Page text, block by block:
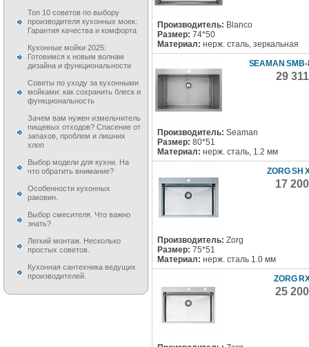
Производитель: Blanco
Размер: 74*50
Материал: нерж. сталь, зеркальная
SEAMAN
29
Производитель: Seaman
Размер: 80*51
Материал: нерж. сталь, 1.2 мм
ZORG SH
17
Производитель: Zorg
Размер: 75*51
Материал: нерж. сталь 1.0 мм
ZORG
25
Топ 10 советов по выбору
производителя кухонных моек:
Гарантия качества и комфорта
Кухонные мойки 2025:
Готовимся к новым волнам
дизайна и функциональности
Советы по уходу за кухонными
мойками: как сохранить блеск и
функциональность
Зачем вам нужен измельчитель
пищевых отходов? Спасение от
запахов, проблем и лишних
хлоп
Выбор модели для кухни. На
что обратить внимание?
Особенности кухонных
раковин.
Выбор смесителя. Что важно
знать?
Легкий монтаж. Несколько
простых советов.
Кухонная сантехника ведущих
производителей.